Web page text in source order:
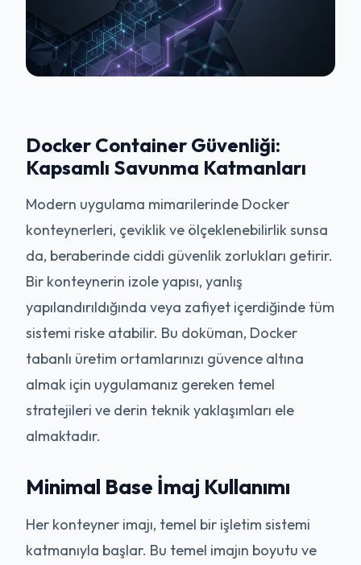
Docker Container Güvenliği:
Kapsamlı Savunma Katmanları
Modern uygulama mimarilerinde Docker
konteynerleri, çeviklik ve ölçeklenebilirlik sunsa
da, beraberinde ciddi güvenlik zorlukları getirir.
Bir konteynerin izole yapısı, yanlış
yapılandırıldığında veya zafiyet içerdiğinde tüm
sistemi riske atabilir. Bu doküman, Docker
tabanlı üretim ortamlarınızı güvence altına
almak için uygulamanız gereken temel
stratejileri ve derin teknik yaklaşımları ele
almaktadır.
Minimal Base İmaj Kullanımı
Her konteyner imajı, temel bir işletim sistemi
katmanıyla başlar. Bu temel imajın boyutu ve